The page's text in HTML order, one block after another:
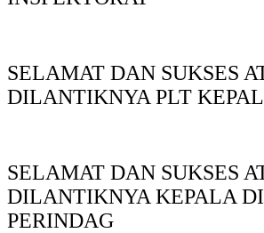
SELAMAT DAN SUKSES
DILANTIKNYA PLT
SELAMAT DAN SUKSES
DILANTIKNYA KEPALA
PERINDAG